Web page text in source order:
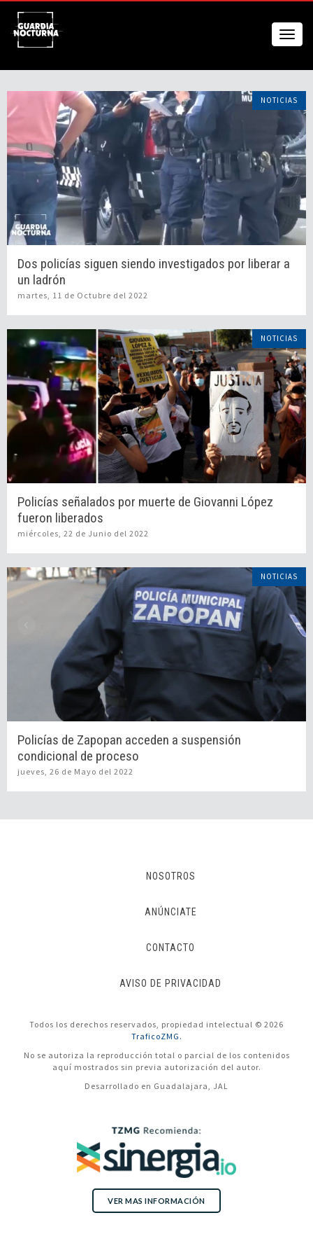
NOTICIAS
Dos policías siguen siendo investigados por liberar a
un ladrón
martes, 11 de Octubre del 2022
NOTICIAS
Policías señalados por muerte de Giovanni López
fueron liberados
miércoles, 22 de Junio del 2022
NOTICIAS
Policías de Zapopan acceden a suspensión
condicional de proceso
jueves, 26 de Mayo del 2022
NOSOTROS
ANÚNCIATE
CONTACTO
AVISO DE PRIVACIDAD
Todos los derechos reservados, propiedad intelectual © 2026
TraficoZMG.
No se autoriza la reproducción total o parcial de los contenidos
aquí mostrados sin previa autorización del autor.
Desarrollado en Guadalajara, JAL
VER MAS INFORMACIÓN